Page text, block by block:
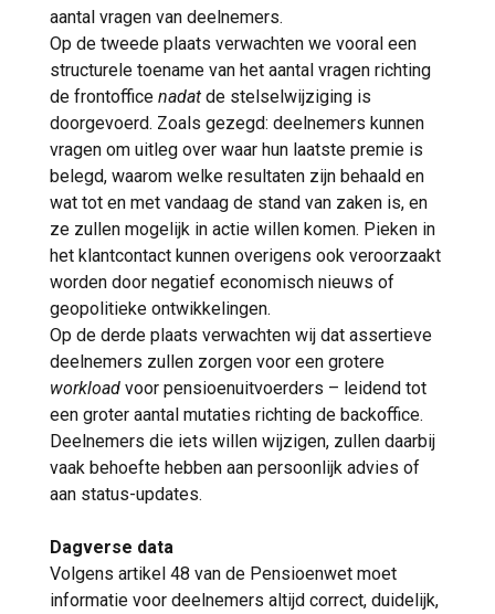
aantal vragen van deelnemers.
Op de tweede plaats verwachten we vooral een
structurele toename van het aantal vragen richting
de frontoffice nadat de stelselwijziging is
doorgevoerd. Zoals gezegd: deelnemers kunnen
vragen om uitleg over waar hun laatste premie is
belegd, waarom welke resultaten zijn behaald en
wat tot en met vandaag de stand van zaken is, en
ze zullen mogelijk in actie willen komen. Pieken in
het klantcontact kunnen overigens ook veroorzaakt
worden door negatief economisch nieuws of
geopolitieke ontwikkelingen.
Op de derde plaats verwachten wij dat assertieve
deelnemers zullen zorgen voor een grotere
workload voor pensioenuitvoerders – leidend tot
een groter aantal mutaties richting de backoffice.
Deelnemers die iets willen wijzigen, zullen daarbij
vaak behoefte hebben aan persoonlijk advies of
aan status-updates.
Dagverse data
Volgens artikel 48 van de Pensioenwet moet
informatie voor deelnemers altijd correct, duidelijk,